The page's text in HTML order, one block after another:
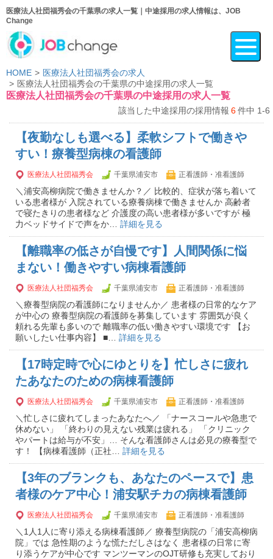
医療法人社団福秀会の千葉県の求人一覧｜中途採用の求人情報は、JOB
Change
HOME
医療法人社団福秀会の求人
医療法人社団福秀会の千葉県の中途採用の求人一覧
医療法人社団福秀会の千葉県の中途採用の求人一覧
該当した中途採用の採用情報 6件中 1-6
【夜勤なしも選べる】柔軟シフトで働きや
すい！療養型病棟の看護師
医療法人社団福秀会 千葉県浦安市 正看護師・准看護師
＼浦安高柳病院で働きませんか？／ 比較的、症状が落ち着いて
いる患者様が 入院されている療養病棟で働きませんか 高齢者
で寝たきりの患者様など 介護度の高い患者様が多いですが 極
力ベッドサイドで声をか… 詳細を見る
【離職率の低さが自慢です】人間関係に悩
まない！働きやすい病棟看護師
医療法人社団福秀会 千葉県浦安市 正看護師・准看護師
＼療養型病院の看護師になりませんか／ 患者様の日常的なケア
が中心の 療養型病院の看護師を募集しています 雰囲気が良く
頼れる先輩も多いので 離職率の低い働きやすい環境です 【お
願いしたい仕事内容】 ■… 詳細を見る
【17時定時で心にゆとりを】忙しさに疲れ
たあなたのための病棟看護師
医療法人社団福秀会 千葉県浦安市 正看護師・准看護師
＼忙しさに疲れてしまったあなたへ／ 「ナースコールや急患で
休めない」 「終わりの見えない残業は疲れる」 「クリニック
やパートは給与が不安」… そんな看護師さんは必見の療養型で
す！ 【病棟看護師（正社… 詳細を見る
【3年のブランクも、あなたのペースで】患
者様のケア中心！浦安駅チカの病棟看護師
医療法人社団福秀会 千葉県浦安市 正看護師・准看護師
＼1人1人に寄り添える病棟看護師／ 療養型病院の「浦安高柳病
院」では 急性期のような慌ただしさはなく 患者様の日常に寄
り添うケアが中心です マンツーマンのOJT研修も充実しており